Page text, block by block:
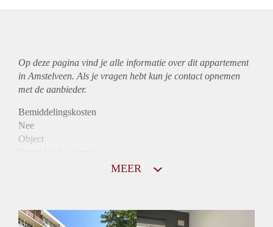
Op deze pagina vind je alle informatie over ditappartement
in Amstelveen. Als je vragen hebt kun je contact opnemen
met de aanbieder.
Bemiddelingskosten
Nee
Object
Huurtoeslag
MEER